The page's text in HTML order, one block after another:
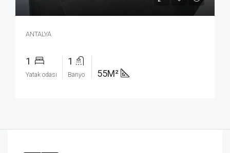
ANTALYA
1
Yatak odası
1
Banyo 55M²